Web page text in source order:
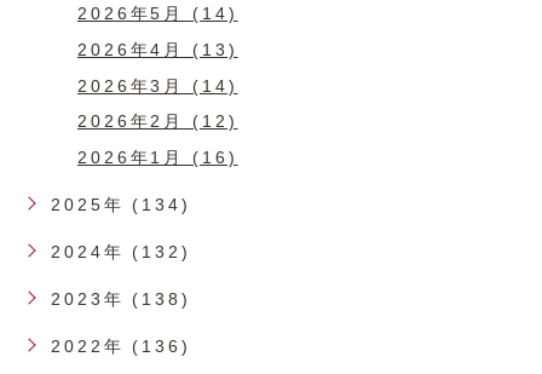
2026年5月 (14)
2026年4月 (13)
2026年3月 (14)
2026年2月 (12)
2026年1月 (16)
2025年 (134)
2024年 (132)
2023年 (138)
2022年 (136)